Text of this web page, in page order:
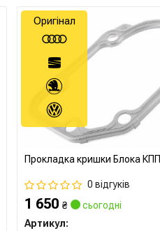
Прокладка кришки Блока КПП
0 відгуків
1 650₴
сьогодні
Артикул:
Оригінал